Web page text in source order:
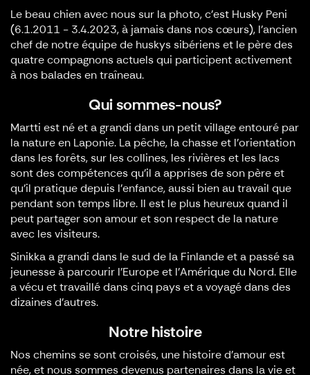
Le beau chien avec nous sur la photo, c’est Husky Peni
(6.1.2011 - 3.4.2023, à jamais dans nos cœurs), l’ancien
chef de notre équipe de huskys sibériens et le père des
quatre compagnons actuels qui participent activement
à nos balades en traîneau.
Qui sommes-nous?
Martti est né et a grandi dans un petit village entouré par
la nature en Laponie. La pêche, la chasse et l’orientation
dans les forêts, sur les collines, les rivières et les lacs
sont des compétences qu'il a apprises de son père et
qu'il pratique depuis l'enfance, aussi bien au travail que
pendant son temps libre. Il est le plus heureux quand il
peut partager son amour et son respect de la nature
avec les visiteurs.
Sinikka a grandi dans le sud de la Finlande et a passé sa
jeunesse à parcourir l'Europe et l'Amérique du Nord. Elle
a vécu et travaillé dans cinq pays et a voyagé dans des
dizaines d’autres.
Notre histoire
Nos chemins se sont croisés, une histoire d’amour est
née, et nous sommes devenus partenaires dans la vie et